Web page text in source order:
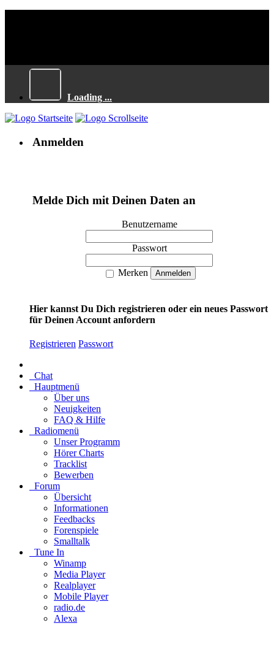
Loading ...
Anmelden
Melde Dich mit Deinen Daten an
Benutzername
Passwort
Merken
Hier kannst Du Dich registrieren oder ein neues Passwort
für Deinen Account anfordern
Registrieren Passwort
Chat
Hauptmenü
Über uns
Neuigkeiten
FAQ & Hilfe
Radiomenü
Unser Programm
Hörer Charts
Tracklist
Bewerben
Forum
Übersicht
Informationen
Feedbacks
Forenspiele
Smalltalk
Tune In
Winamp
Media Player
Realplayer
Mobile Player
radio.de
Alexa